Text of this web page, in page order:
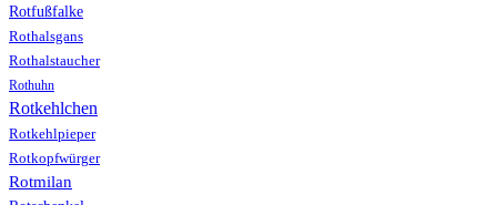
Rotfußfalke
Rothalsgans
Rothalstaucher
Rothuhn
Rotkehlchen
Rotkehlpieper
Rotkopfwürger
Rotmilan